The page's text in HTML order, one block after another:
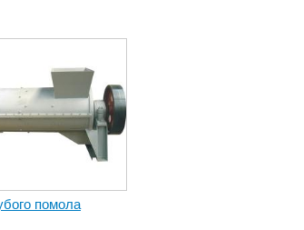
помола